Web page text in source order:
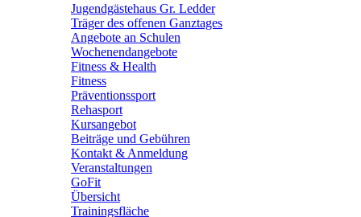
Jugendgästehaus Gr. Ledder
Träger des offenen Ganztages
Angebote an Schulen
Wochenendangebote
Fitness & Health
Fitness
Präventionssport
Rehasport
Kursangebot
Beiträge und Gebühren
Kontakt & Anmeldung
Veranstaltungen
GoFit
Übersicht
Trainingsfläche